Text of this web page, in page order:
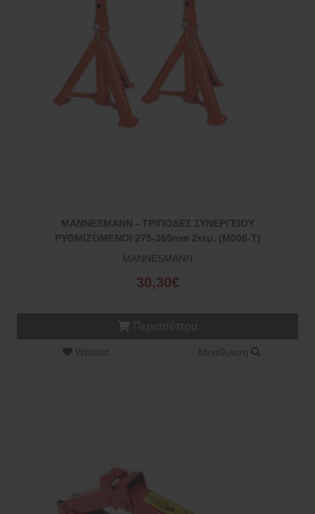
MANNESMANN - ΤΡΙΠΟΔΕΣ ΣΥΝΕΡΓΕΙΟΥ
ΡΥΘΜΙΖΟΜΕΝΟΙ 275-365mm 2τεμ. (Μ006-Τ)
MANNESMANN
30,30€
Wishlist Μεγέθυνση